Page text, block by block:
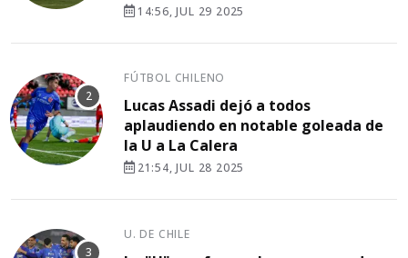
14:56, JUL 29 2025
FÚTBOL CHILENO
Lucas Assadi dejó a todos
aplaudiendo en notable goleada de
la U a La Calera
21:54, JUL 28 2025
U. DE CHILE